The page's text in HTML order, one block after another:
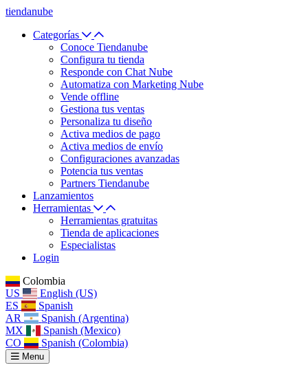
tiendanube
Categorías
Conoce Tiendanube
Configura tu tienda
Responde con Chat Nube
Automatiza con Marketing Nube
Vende offline
Gestiona tus ventas
Personaliza tu diseño
Activa medios de pago
Activa medios de envío
Configuraciones avanzadas
Potencia tus ventas
Partners Tiendanube
Lanzamientos
Herramientas
Herramientas gratuitas
Tienda de aplicaciones
Especialistas
Login
Colombia
US
English (US)
ES
Spanish
AR
Spanish (Argentina)
MX
Spanish (Mexico)
CO
Spanish (Colombia)
Menu